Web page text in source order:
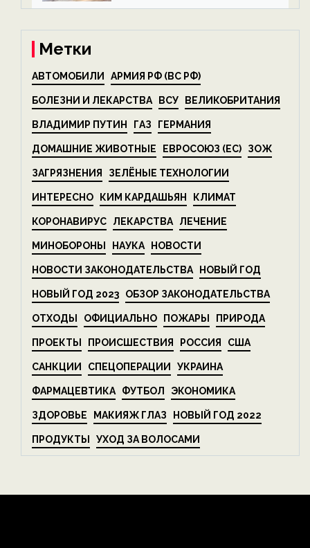
на ECOportal
Метки
АВТОМОБИЛИ АРМИЯ РФ (ВС РФ)
БОЛЕЗНИ И ЛЕКАРСТВА ВСУ ВЕЛИКОБРИТАНИЯ
ВЛАДИМИР ПУТИН ГАЗ ГЕРМАНИЯ
ДОМАШНИЕ ЖИВОТНЫЕ ЕВРОСОЮЗ (ЕС) ЗОЖ
ЗАГРЯЗНЕНИЯ ЗЕЛЁНЫЕ ТЕХНОЛОГИИ
ИНТЕРЕСНО КИМ КАРДАШЬЯН КЛИМАТ
КОРОНАВИРУС ЛЕКАРСТВА ЛЕЧЕНИЕ
МИНОБОРОНЫ НАУКА НОВОСТИ
НОВОСТИ ЗАКОНОДАТЕЛЬСТВА НОВЫЙ ГОД
НОВЫЙ ГОД 2023 ОБЗОР ЗАКОНОДАТЕЛЬСТВА
ОТХОДЫ ОФИЦИАЛЬНО ПОЖАРЫ ПРИРОДА
ПРОЕКТЫ ПРОИСШЕСТВИЯ РОССИЯ США
САНКЦИИ СПЕЦОПЕРАЦИИ УКРАИНА
ФАРМАЦЕВТИКА ФУТБОЛ ЭКОНОМИКА
ЗДОРОВЬЕ МАКИЯЖ ГЛАЗ НОВЫЙ ГОД 2022
ПРОДУКТЫ УХОД ЗА ВОЛОСАМИ